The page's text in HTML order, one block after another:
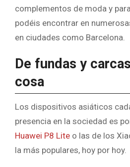
complementos de moda y
podéis encontrar en
en ciudades como Barcelona.
De fundas y
cosa
Los dispositivos asiáticos
presencia en la sociedad es
Huawei P8 Lite o las de los
la más populares, hoy por hoy.